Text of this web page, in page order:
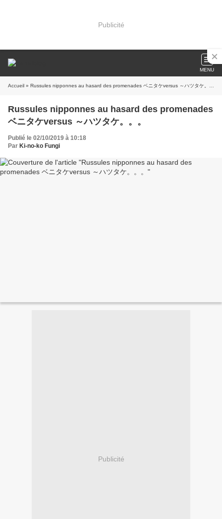
Publicité
MENU
Accueil » Russules nipponnes au hasard des promenades ベニタケversus ～ハツタケ。。。
Russules nipponnes au hasard des promenades
ベニタケversus ～ハツタケ。。。
Publié le 02/10/2019 à 10:18
Par Ki-no-ko Fungi
Publicité